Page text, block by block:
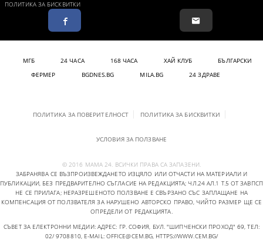
ПОЛИТИКА ЗА БИСКВИТКИ
МГБ 24 ЧАСА 168 ЧАСА ХАЙ КЛУБ
БЪЛГАРСКИ
ФЕРМЕР
BGDNES.BG MILA.BG 24 ЗДРАВЕ
ПОЛИТИКА ЗА ПОВЕРИТЕЛНОСТ ПОЛИТИКА ЗА БИСКВИТКИ
УСЛОВИЯ ЗА ПОЛЗВАНЕ
© 2016 МАМА 24. ВСИЧКИ ПРАВА СА ЗАПАЗЕНИ.
ЗАБРАНЯВА СЕ ВЪЗПРОИЗВЕЖДАНЕТО ИЗЦЯЛО ИЛИ ОТЧАСТИ НА МАТЕРИАЛИ И
ПУБЛИКАЦИИ, БЕЗ ПРЕДВАРИТЕЛНО СЪГЛАСИЕ НА РЕДАКЦИЯТА; ЧЛ.24 АЛ.1 Т.5 ОТ ЗАВПСП
НЕ СЕ ПРИЛАГА; НЕРАЗРЕШЕНОТО ПОЛЗВАНЕ Е СВЪРЗАНО СЪС ЗАПЛАЩАНЕ НА
КОМПЕНСАЦИЯ ОТ ПОЛЗВАТЕЛЯ ЗА НАРУШЕНО АВТОРСКО ПРАВО, ЧИЙТО РАЗМЕР ЩЕ СЕ
ОПРЕДЕЛИ ОТ РЕДАКЦИЯТА.
СЪВЕТ ЗА ЕЛЕКТРОННИ МЕДИИ: АДРЕС: ГР. СОФИЯ, БУЛ. "ШИПЧЕНСКИ ПРОХОД" 69, ТЕЛ:
02/ 9708810, E-MAIL: OFFICE@CEM.BG HTTPS://WWW.CEM.BG/